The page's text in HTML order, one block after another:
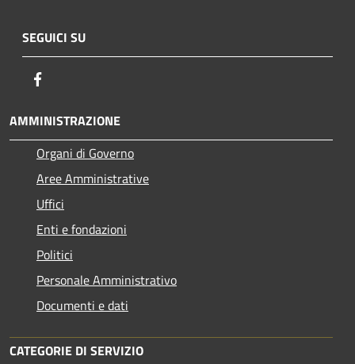
SEGUICI SU
AMMINISTRAZIONE
Organi di Governo
Aree Amministrative
Uffici
Enti e fondazioni
Politici
Personale Amministrativo
Documenti e dati
CATEGORIE DI SERVIZIO